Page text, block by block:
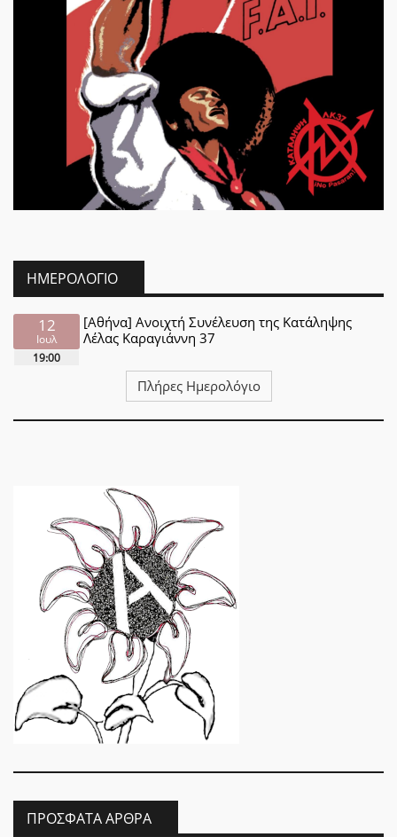
ΗΜΕΡΟΛΌΓΙΟ
12
Ιουλ
19:00
[Αθήνα] Ανοιχτή Συνέλευση της Κατάληψης
Λέλας Καραγιάννη 37
Πλήρες Ημερολόγιο
ΠΡΌΣΦΑΤΑ ΆΡΘΡΑ